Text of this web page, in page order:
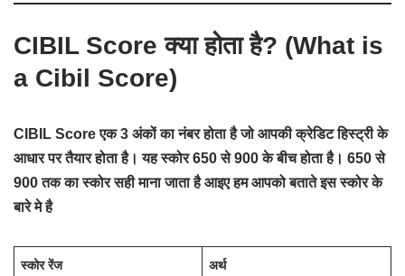
CIBIL Score क्या होता है? (What is
a Cibil Score)
CIBIL Score एक 3 अंकों का नंबर होता है जो आपकी क्रेडिट हिस्ट्री के
आधार पर तैयार होता है। यह स्कोर 650 से 900 के बीच होता है। 650 से
900 तक का स्कोर सही माना जाता है आइए हम आपको बताते इस स्कोर के
बारे मे है
स्कोर रेंज अर्थ